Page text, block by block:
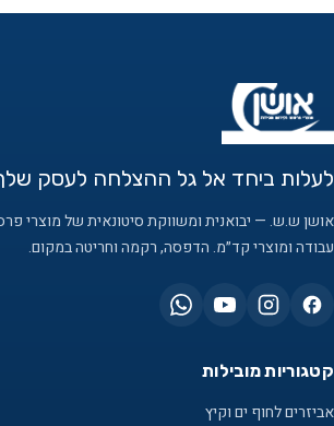
לעלות ביחד אל גל ההצלחה לעסק
אושן ש.ש. — יבואנית ומשווקת סיטונאית של מוצרי
עבודה ומוצרי קד״מ. הדפסה, רקמה וחריטה במקום.
קטגוריות מובילות
אביזרים לחוף ים וקיץ